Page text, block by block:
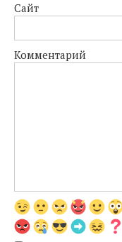
Сайт
Комментарий